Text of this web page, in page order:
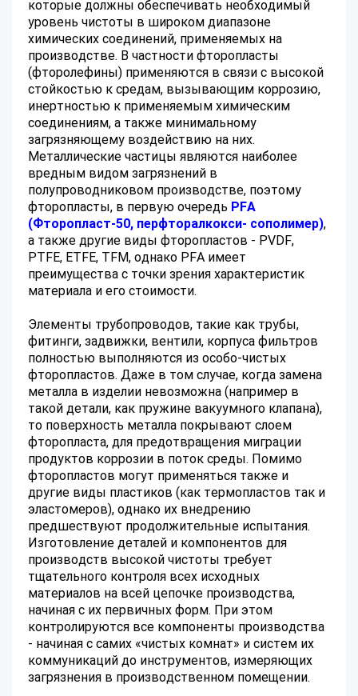
которые должны обеспечивать необходимый
уровень чистоты в широком диапазоне
химических соединений, применяемых на
производстве. В частности фторопласты
(фторолефины) применяются в связи с высокой
стойкостью к средам, вызывающим коррозию,
инертностью к применяемым химическим
соединениям, а также минимальному
загрязняющему воздействию на них.
Металлические частицы являются наиболее
вредным видом загрязнений в
полупроводниковом производстве, поэтому
фторопласты, в первую очередь PFA
(Фторопласт-50, перфторалкокси- сополимер),
а также другие виды фторопластов - PVDF,
PTFE, ETFE, TFM, однако PFA имеет
преимущества с точки зрения характеристик
материала и его стоимости.
Элементы трубопроводов, такие как трубы,
фитинги, задвижки, вентили, корпуса фильтров
полностью выполняются из особо-чистых
фторопластов. Даже в том случае, когда замена
металла в изделии невозможна (например в
такой детали, как пружине вакуумного клапана),
то поверхность металла покрывают слоем
фторопласта, для предотвращения миграции
продуктов коррозии в поток среды. Помимо
фторопластов могут применяться также и
другие виды пластиков (как термопластов так и
эластомеров), однако их внедрению
предшествуют продолжительные испытания.
Изготовление деталей и компонентов для
производств высокой чистоты требует
тщательного контроля всех исходных
материалов на всей цепочке производства,
начиная с их первичных форм. При этом
контролируются все компоненты производства
- начиная с самих «чистых комнат» и систем их
коммуникаций до инструментов, измеряющих
загрязнения в производственном помещении.